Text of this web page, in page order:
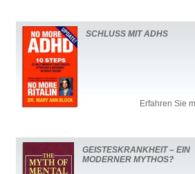
SCHLUSS MIT ADHS
Erfahren Sie
GEISTESKRANKHEIT – EIN
MODERNER MYTHOS?